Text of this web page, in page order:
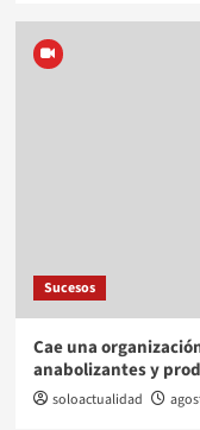
Sucesos
Cae una
anabolizantes y
soloactualidad